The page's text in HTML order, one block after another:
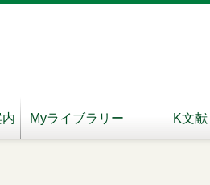
Myライブラリー K文献